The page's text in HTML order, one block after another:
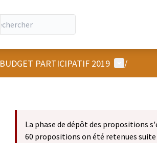
BUDGET PARTICIPATIF 2019 Menu
/
La phase de dépôt des propositions
60 propositions on été retenues